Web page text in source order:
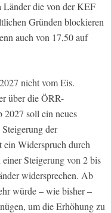
die von der KEF
Gründen blockieren
auch von 17,50 auf
nicht vom Eis.
über die ÖRR-
soll ein neues
der
ein Widerspruch durch
Steigerung von 2 bis
widersprechen. Ab
würde – wie bisher –
um die Erhöhung zu